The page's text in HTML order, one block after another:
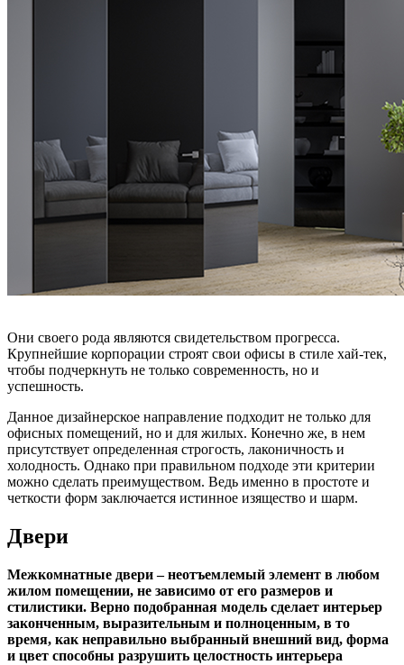
Они своего рода являются свидетельством прогресса.
Крупнейшие корпорации строят свои офисы в стиле хай-тек,
чтобы подчеркнуть не только современность, но и
успешность.
Данное дизайнерское направление подходит не только для
офисных помещений, но и для жилых. Конечно же, в нем
присутствует определенная строгость, лаконичность и
холодность. Однако при правильном подходе эти критерии
можно сделать преимуществом. Ведь именно в простоте и
четкости форм заключается истинное изящество и шарм.
Двери
Межкомнатные двери – неотъемлемый элемент в любом
жилом помещении, не зависимо от его размеров и
стилистики. Верно подобранная модель сделает интерьер
законченным, выразительным и полноценным, в то
время, как неправильно выбранный внешний вид, форма
и цвет способны разрушить целостность интерьера